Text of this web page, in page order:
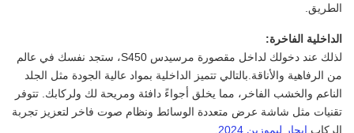
الطريق.
الداخلية الفاخرة:
لذلك عند دخولك لداخل مقصورة مرسيدس S450، ستجد نفسك في عالم
من الرفاهية والأناقة.بالتالي تتميز الداخلية بمواد عالية الجودة مثل الجلد
الناعم والخشب الفاخر، مما يخلق أجواءً دافئة ومريحة لك ولركابك. تتوفر
تقنيات مثل شاشة عرض متعددة الوسائط ونظام صوت فاخر لتعزيز تجربة
الركاب, ايجار ليموزين 2024.